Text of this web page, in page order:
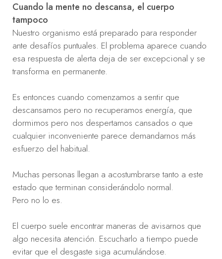
Cuando la mente no descansa, el cuerpo
tampoco
Nuestro organismo está preparado para responder
ante desafíos puntuales. El problema aparece cuando
esa respuesta de alerta deja de ser excepcional y se
transforma en permanente.
Es entonces cuando comenzamos a sentir que
descansamos pero no recuperamos energía, que
dormimos pero nos despertamos cansados o que
cualquier inconveniente parece demandarnos más
esfuerzo del habitual.
Muchas personas llegan a acostumbrarse tanto a este
estado que terminan considerándolo normal.
Pero no lo es.
El cuerpo suele encontrar maneras de avisarnos que
algo necesita atención. Escucharlo a tiempo puede
evitar que el desgaste siga acumulándose.